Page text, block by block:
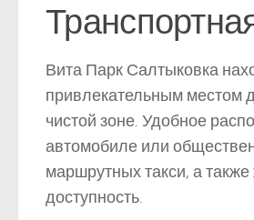
Вита Парк Салтыковка
привлекательным местом
чистой зоне. Удобное
автомобиле или
маршрутных такси, а
доступность.